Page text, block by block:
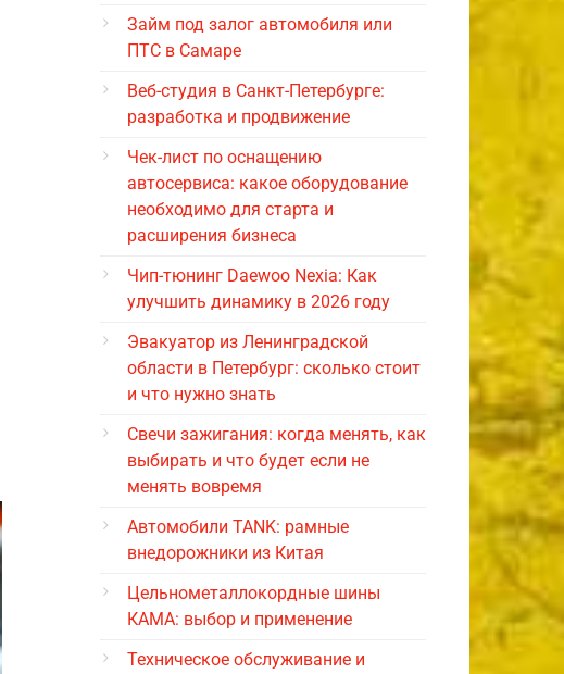
Займ под залог автомобиля или
ПТС в Самаре
Веб-студия в Санкт-Петербурге:
разработка и продвижение
Чек-лист по оснащению
автосервиса: какое оборудование
необходимо для старта и
расширения бизнеса
Чип-тюнинг Daewoo Nexia: Как
улучшить динамику в 2026 году
Эвакуатор из Ленинградской
области в Петербург: сколько стоит
и что нужно знать
Свечи зажигания: когда менять, как
выбирать и что будет если не
менять вовремя
Автомобили TANK: рамные
внедорожники из Китая
Цельнометаллокордные шины
КАМА: выбор и применение
Техническое обслуживание и